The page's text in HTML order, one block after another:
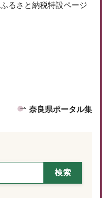
ふるさと納税特設ページ
奈良県ポータル集